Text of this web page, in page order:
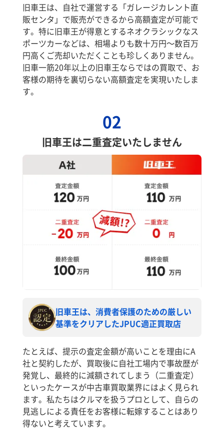
旧車王は、自社で運営する「ガレージカレント直
販センタ」で販売ができるから高額査定が可能で
す。特に旧車王が得意とするネオクラシックなス
ポーツカーなどは、相場よりも数十万円～数百万
円高くご売却いただくことも珍しくありません。
旧車一筋20年以上の旧車王ならではの買取で、お
客様の期待を裏切らない高額査定を実現いたしま
す。
02
旧車王は二重査定いたしません
旧車王は、消費者保護のための厳しい
基準をクリアしたJPUC適正買取店
たとえば、提示の査定金額が高いことを理由にA
社と契約したが、買取後に自社工場内で事故歴が
発覚し、最終的に減額されてしまう（二重査定）
といったケースが中古車買取業界にはよく見られ
ます。私たちはクルマを扱うプロとして、自らの
見逃しによる責任をお客様に転嫁することはあり
得ないと考えています。